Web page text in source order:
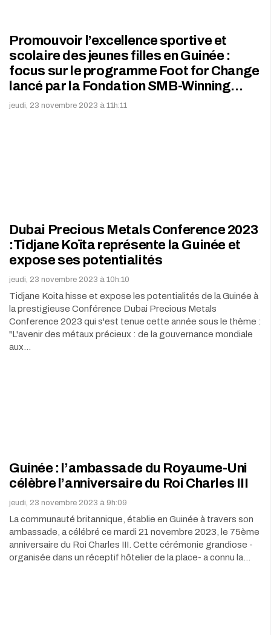
Promouvoir l’excellence sportive et
scolaire des jeunes filles en Guinée :
focus sur le programme Foot for Change
lancé par la Fondation SMB-Winning…
jeudi, 23 novembre 2023 à 11h:11
Dubai Precious Metals Conference 2023
:Tidjane Koïta représente la Guinée et
expose ses potentialités
jeudi, 23 novembre 2023 à 10h:10
Tidjane Koita hisse et expose les potentialités de la Guinée à
la prestigieuse Conférence Dubai Precious Metals
Conference 2023 qui s'est tenue cette année sous le thème :
"L'avenir des métaux précieux : de la gouvernance mondiale
aux…
Guinée : l’ambassade du Royaume-Uni
célèbre l’anniversaire du Roi Charles III
jeudi, 23 novembre 2023 à 9h:09
La communauté britannique, établie en Guinée à travers son
ambassade, a célébré ce mardi 21 novembre 2023, le 75ème
anniversaire du Roi Charles III. Cette cérémonie grandiose -
organisée dans un réceptif hôtelier de la place- a connu la…